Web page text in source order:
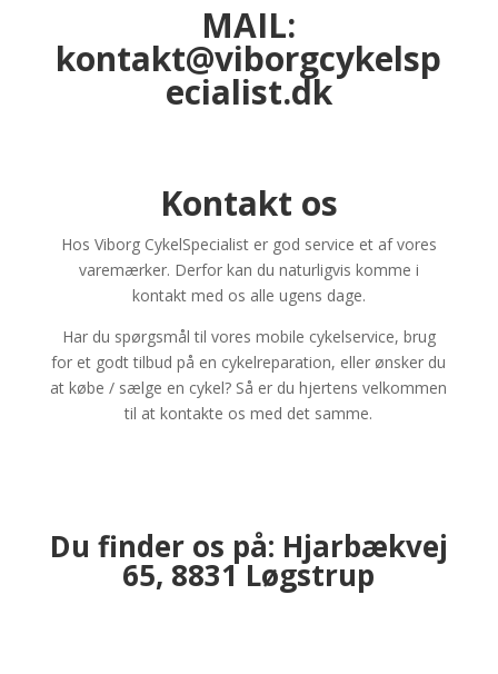
MAIL:
kontakt@viborgcykelsp
ecialist.dk
Kontakt os
Hos Viborg CykelSpecialist er god service et af vores
varemærker. Derfor kan du naturligvis komme i
kontakt med os alle ugens dage.
Har du spørgsmål til vores mobile cykelservice, brug
for et godt tilbud på en cykelreparation, eller ønsker du
at købe / sælge en cykel? Så er du hjertens velkommen
til at kontakte os med det samme.
Du finder os på: Hjarbækvej
65, 8831 Løgstrup